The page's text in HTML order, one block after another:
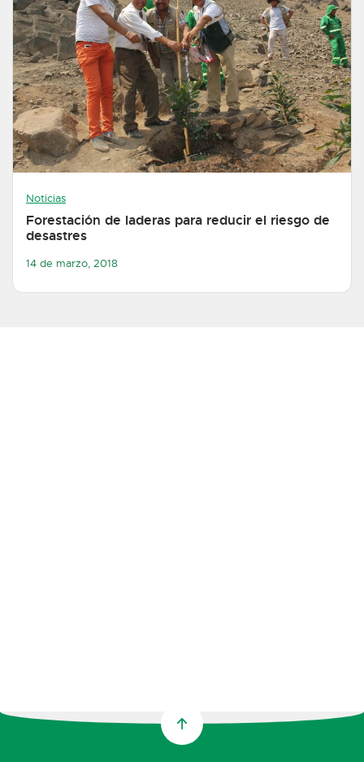
Noticias
Forestación de laderas para reducir el riesgo de
desastres
14 de marzo, 2018